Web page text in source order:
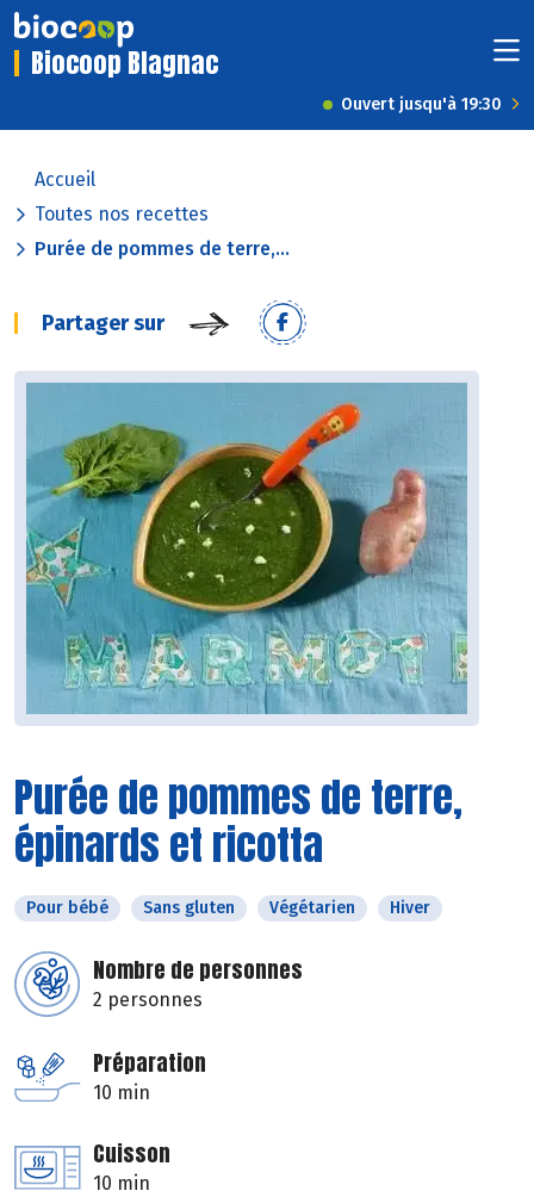
Biocoop Blagnac
Ouvert jusqu'à 19:30
Accueil
Toutes nos recettes
Purée de pommes de terre,...
Partager sur
Purée de pommes de terre,
épinards et ricotta
Pour bébé Sans gluten Végétarien Hiver
Nombre de personnes
2 personnes
Préparation
10 min
Cuisson
10 min